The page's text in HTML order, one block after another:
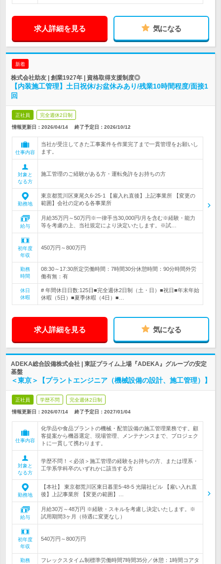
求人詳細を見る 気になる
新着
株式会社助友 | 創業1927年 | 資格取得支援制度◎
【内装施工管理】土日祝休/お盆休みあり/残業10時間程度/面接1
回
正社員 完全週休2日制
情報更新日：2026/04/14 終了予定日： 2026/10/12
仕事内容
当社が受注してきた工事案件を作業完了まで一貫管理をお願いし
ます。
対象と
なる方
施工管理のご経験がある方・運転免許をお持ちの方
勤務地
東京都荒川区東尾久6-25-1 【雇入れ直後】上記事業所 【変更の
範囲】会社の定める各事業所
給与
月給35万円～50万円※一律手当30,000円/月を含む※経験・能力
等を考慮の上、当社規定により決定いたします。※試…
初年度
年収
450万円～800万円
勤務
時間
08:30～17:30所定労働時間：7時間30分休憩時間：90分時間外労
働有無：有
休日
休暇
# 年間休日日数:125日■完全週休2日制（土・日）■祝日■年末年始
休暇（5日）■夏季休暇（4日）■…
求人詳細を見る 気になる
ADEKA総合設備株式会社 | 東証プライム上場『ADEKA』グループの安定
基盤
＜東京＞【プラントエンジニア（機械設備の設計、施工管理）】
正社員 学歴不問 完全週休2日制
情報更新日：2026/07/14 終了予定日： 2027/01/04
仕事内容
化学品や食品プラントの機械・配管設備の施工管理業務です。顧
客提案から機器選定、現場管理、メンテナンスまで、プロジェク
トに一貫して携わります。
対象と
なる方
学歴不問！＜必須＞施工管理の経験をお持ちの方、または理系・
工学系学科卒のいずれかに該当する方
勤務地
【本社】 東京都荒川区東日暮里5-48-5 光陽社ビル 【雇い入れ直
後】上記事業所 【変更の範囲】…
給与
月給30万～48万円 ※経験・スキルを考慮し決定いたします。※
試用期間3ヶ月（待遇に変更なし）
初年度
年収
540万円～800万円
勤務
フレックスタイム制標準労働時間7時間35分／休憩：1時間コアタ